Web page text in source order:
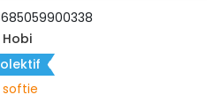
Hobi
softie